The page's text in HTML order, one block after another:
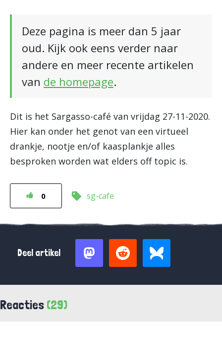
Deze pagina is meer dan 5 jaar
oud. Kijk ook eens verder naar
andere en meer recente artikelen
van de homepage.
Dit is het Sargasso-café van vrijdag 27-11-2020.
Hier kan onder het genot van een virtueel
drankje, nootje en/of kaasplankje alles
besproken worden wat elders off topic is.
0 sg-cafe
Deel artikel
Reacties (29)